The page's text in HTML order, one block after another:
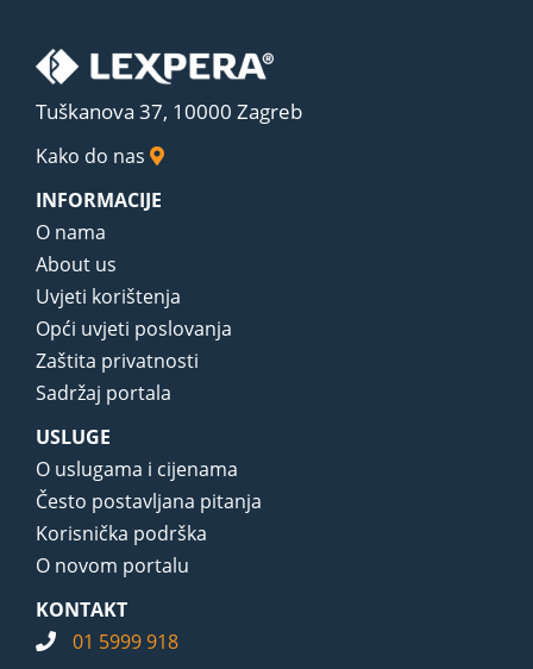
Tuškanova 37, 10000 Zagreb
Kako do nas
INFORMACIJE
O nama
About us
Uvjeti korištenja
Opći uvjeti poslovanja
Zaštita privatnosti
Sadržaj portala
USLUGE
O uslugama i cijenama
Često postavljana pitanja
Korisnička podrška
O novom portalu
KONTAKT
01 5999 918